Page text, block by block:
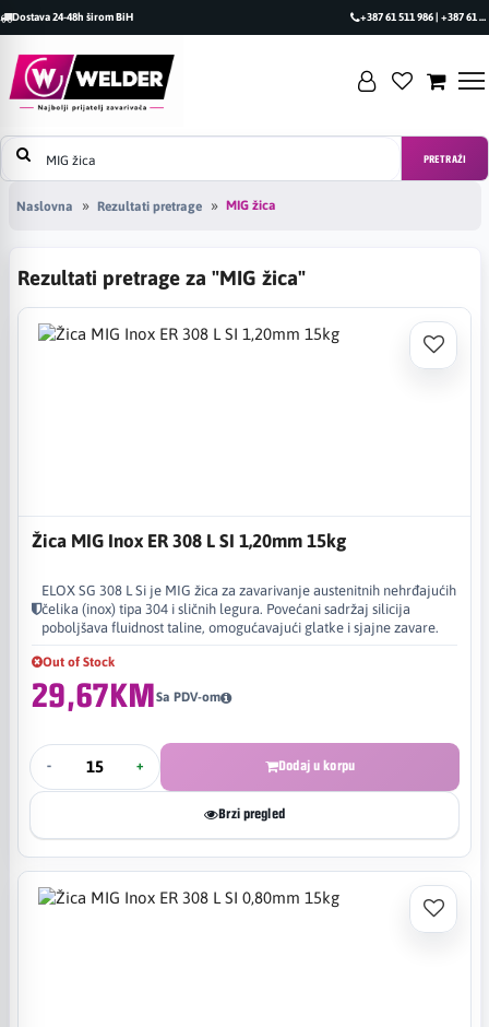
Dostava 24-48h širom BiH +387 61 511 986 | +387 61 493 470
PRETRAŽI
Naslovna Rezultati pretrage MIG žica
Rezultati pretrage za "MIG žica"
Žica MIG Inox ER 308 L SI 1,20mm 15kg
ELOX SG 308 L Si je MIG žica za zavarivanje austenitnih nehrđajućih
čelika (inox) tipa 304 i sličnih legura. Povećani sadržaj silicija
poboljšava fluidnost taline, omogućavajući glatke i sjajne zavare.
Out of Stock
29,67KMSa PDV-om
- + Dodaj u korpu
Brzi pregled